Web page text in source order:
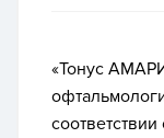
«Тонус